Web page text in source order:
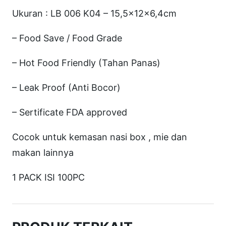
4
U
1
1
.
5
×
5
Ukuran : LB 006 K04 – 15,5x12x6,4cm
– Food Save / Food Grade
– Hot Food Friendly (Tahan Panas)
– Leak Proof (Anti Bocor)
– Sertificate FDA approved
Cocok untuk kemasan nasi box , mie dan
makan lainnya
1 PACK ISI 100PC